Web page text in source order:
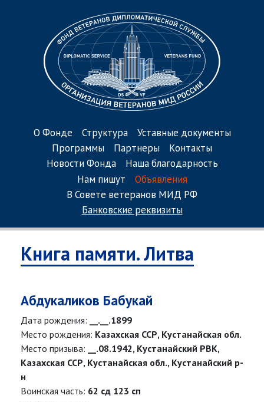
О Фонде Структура
Уставные документы
Программы
Партнеры
Контакты
Новости Фонда
Наша благодарность
Нам пишут
Объявления
В Совете ветеранов МИД РФ
Банковские реквизиты
Книга памяти. Литва
Абдукаликов Бабукай
Дата рождения:
__.__.1899
Место рождения: Казахская ССР, Кустанайская обл.
Место призыва:
__.08.1942, Кустанайский РВК,
Казахская ССР, Кустанайская обл., Кустанайский р-
н
Воинская часть: 62 сд 123 сп